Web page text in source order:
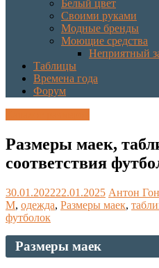
Белый цвет
Своими руками
Модные бренды
Моющие средства
Неприятный
Таблицы
Времена года
Форум
Размеры маек,
соответствия
30.01.202222.01.2025 Антон
М, одежда, Размеры маек,
футболок
Размеры маек